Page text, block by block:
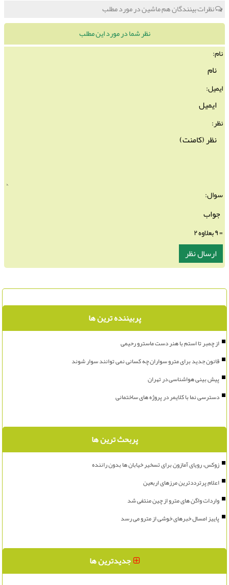
نظرات بینندگان هم ماشین در مورد مطلب
نظر شما در مورد این مطلب
نام:
ایمیل:
نظر:
سوال:
پربیننده ترین ها
از چمبر تا استم با هنر دست ماسترو رحیمی
قانون جدید برای مترو سواران چه کسانی نمی توانند سوار شوند
پیش بینی هواشناسی در تهران
دسترسی نما با کلایمر در پروژه های ساختمانی
پربحث ترین ها
زوکس، رویای آمازون برای تسخیر خیابان ها بدون راننده
اعلام پرترددترین مرزهای اربعین
واردات واگن های مترو از چین منتفی شد
پاییز امسال خبرهای خوشی از مترو می رسد
جدیدترین ها